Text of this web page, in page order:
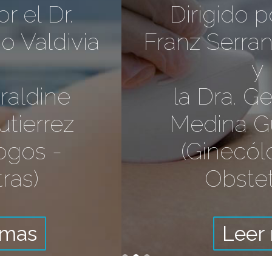
Dirigido por el Dr.
Franz Serrano Valdivia
y
la Dra. Geraldine
Medina Gutierrez
(Ginecólogos -